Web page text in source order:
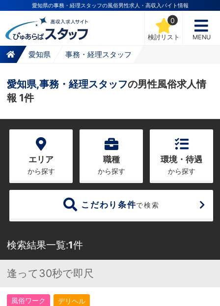
愛知県の事務・経理スタッフの風俗男性求人・高収入バイト情報
検討リスト
0
MENU
愛知県 事務・経理スタッフ
愛知県,事務・経理スタッフの男性風俗求人情
報 1件
エリア
から探す
職種
から探す
環境・待遇
から探す
こだわり条件で検索
検索結果一覧:1件
逢って30秒で即尺
風俗ワーク デリヘル